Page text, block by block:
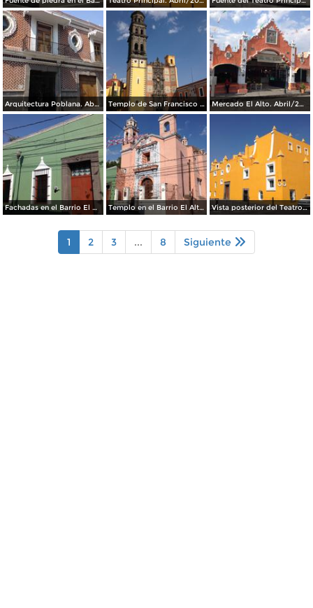
Arquitectura Poblana. Abril/2017 Templo de San Francisco de Asis. Abril/2017 Mercado El Alto. Abril/2017
Fachadas en el Barrio El Alto. Abril/2017 Templo en el Barrio El Alto. Abril/2017 Vista posterior del Teatro Principal. Abril/2017
1 2 3 ... 8 Siguiente